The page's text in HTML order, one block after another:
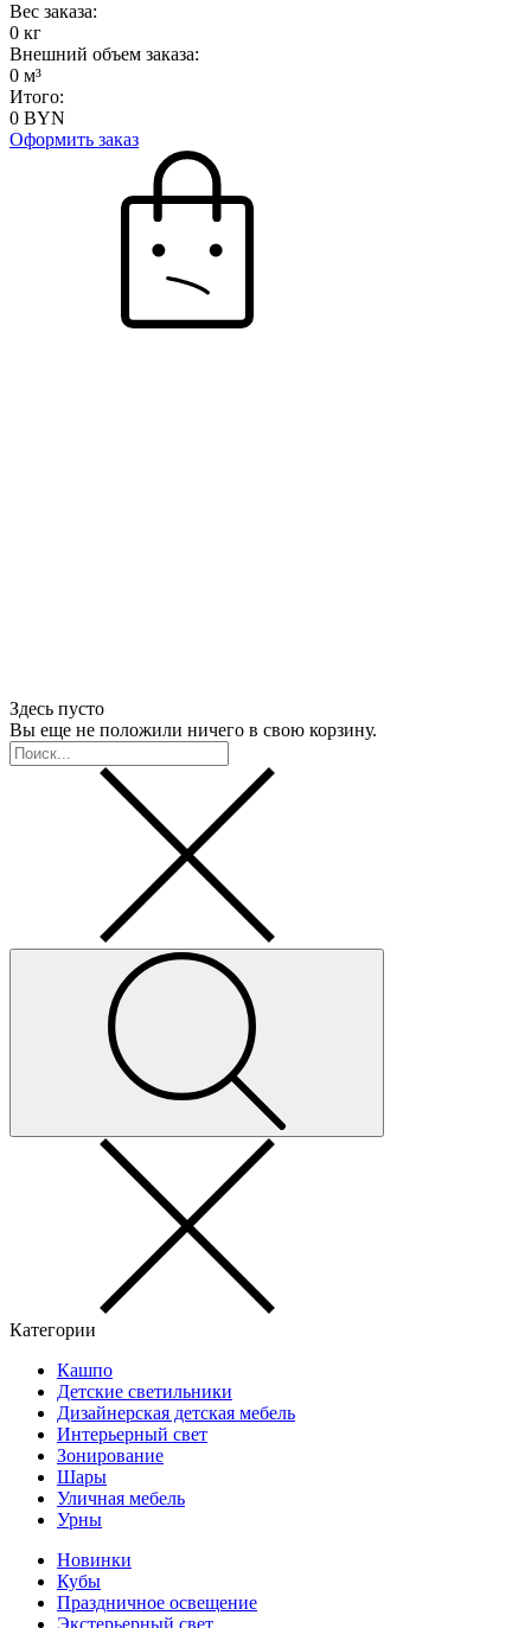
Вес заказа:
0 кг
Внешний объем заказа:
0 м³
Итого:
0 BYN
Оформить заказ
Здесь пусто
Вы еще не положили ничего в свою корзину.
Категории
Кашпо
Детские светильники
Дизайнерская детская мебель
Интерьерный свет
Зонирование
Шары
Уличная мебель
Урны
Новинки
Кубы
Праздничное освещение
Экстерьерный свет